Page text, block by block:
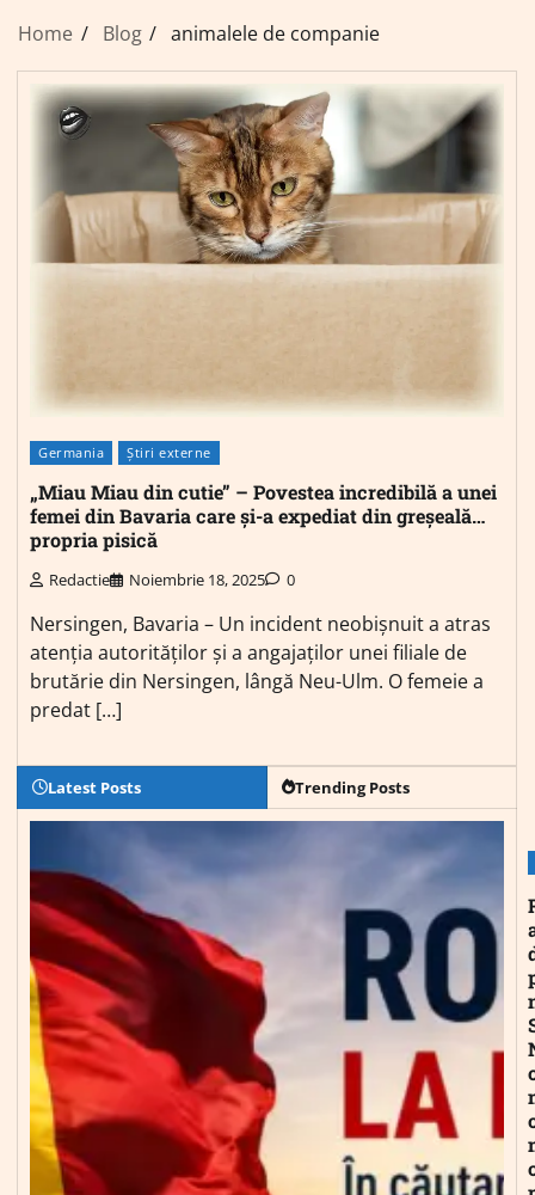
Home Blog animalele de companie
Germania Știri externe
„Miau Miau din cutie” – Povestea incredibilă a unei
femei din Bavaria care și-a expediat din greșeală…
propria pisică
Redactie Noiembrie 18, 2025 0
Nersingen, Bavaria – Un incident neobișnuit a atras
atenția autorităților și a angajaților unei filiale de
brutărie din Nersingen, lângă Neu-Ulm. O femeie a
predat […]
Latest Posts Trending Posts